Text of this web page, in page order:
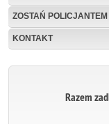
ZOSTAŃ POLICJANTEM
KONTAKT
Razem